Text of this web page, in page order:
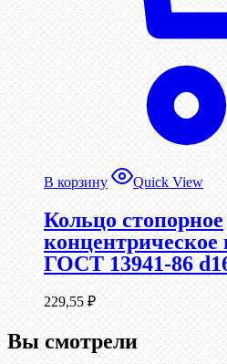
В корзину Quick View
Кольцо стопорное
концентрическое
ГОСТ 13941-86
229,55 ₽
Вы смотрели